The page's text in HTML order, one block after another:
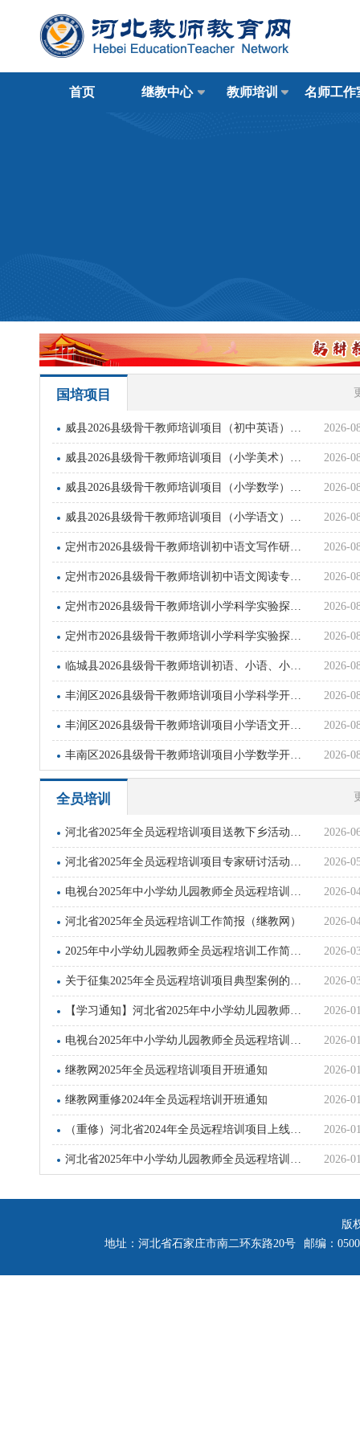
首页 继教中心 教师培训 名师工作
国培项目
威县2026县级骨干教师培训项目（初中英语）开班通知 2026-
威县2026县级骨干教师培训项目（小学美术）开班通知 2026-
威县2026县级骨干教师培训项目（小学数学）开班通知 2026-
威县2026县级骨干教师培训项目（小学语文）开班通知 2026-
定州市2026县级骨干教师培训初中语文写作研修专题班开班通知 2026-
定州市2026县级骨干教师培训初中语文阅读专题研修班开班通知 2026-
定州市2026县级骨干教师培训小学科学实验探究基础班开班通知 2026-
定州市2026县级骨干教师培训小学科学实验探究进阶班开班通知 2026-
临城县2026县级骨干教师培训初语、小语、小科培训简报第一期 2026-
丰润区2026县级骨干教师培训项目小学科学开班通知 2026-
丰润区2026县级骨干教师培训项目小学语文开班通知 2026-
丰南区2026县级骨干教师培训项目小学数学开班通知 2026-
全员培训
河北省2025年全员远程培训项目送教下乡活动简报（高教社） 2026-
河北省2025年全员远程培训项目专家研讨活动简报（高教社） 2026-
电视台2025年中小学幼儿园教师全员远程培训第二期简报 2026-
河北省2025年全员远程培训工作简报（继教网） 2026-
2025年中小学幼儿园教师全员远程培训工作简报(奥鹏) 2026-
关于征集2025年全员远程培训项目典型案例的通知 2026-
【学习通知】河北省2025年中小学幼儿园教师全员远程培训项目 2026-
电视台2025年中小学幼儿园教师全员远程培训开班通知 2026-
继教网2025年全员远程培训项目开班通知 2026-
继教网重修2024年全员远程培训开班通知 2026-
（重修）河北省2024年全员远程培训项目上线学习通知 2026-
河北省2025年中小学幼儿园教师全员远程培训项目上线学习通知 2026-
版
地址：河北省石家庄市南二环东路20号
邮编：